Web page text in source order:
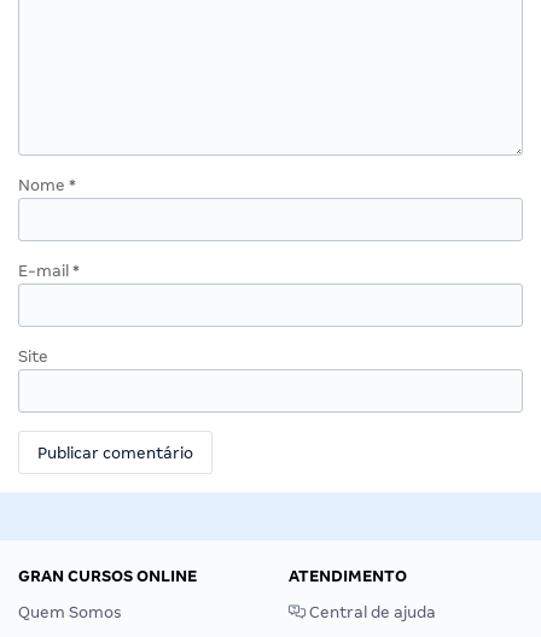
Nome *
E-mail *
Site
GRAN CURSOS ONLINE
Quem Somos
ATENDIMENTO
Central de ajuda